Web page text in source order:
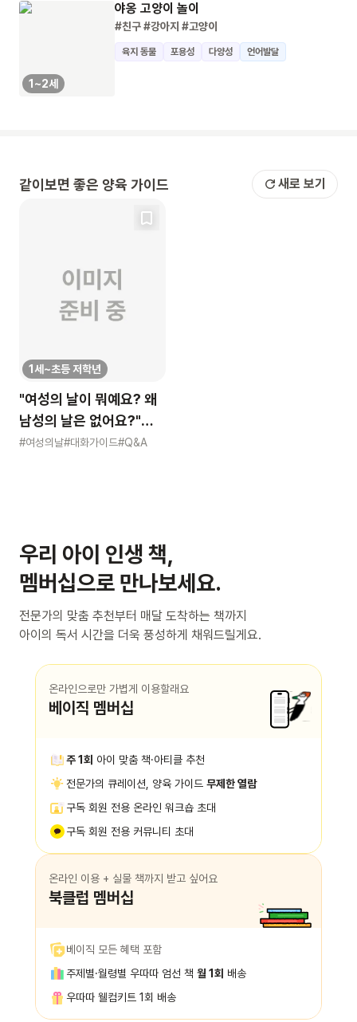
1~2세
야옹 고양이 놀이
#친구#강아지 #고양이
육지 동물 포용성 다양성 언어발달
같이보면 좋은 양육 가이드 새로 보기
1세~초등 저학년
"여성의 날이 뭐예요? 왜
남성의 날은 없어요?"
묻는 어린이에게 이렇게
#여성의날#대화가이드#Q&A
우리 아이 인생 책,
멤버십으로 만나보세요.
전문가의 맞춤 추천부터 매달 도착하는 책까지
아이의 독서 시간을 더욱 풍성하게 채워드릴게요.
온라인으로만 가볍게 이용할래요
베이직 멤버십
주 1회 아이 맞춤 책·아티클 추천
전문가의 큐레이션, 양육 가이드 무제한 열람
구독 회원 전용 온라인 워크숍 초대
구독 회원 전용 커뮤니티 초대
온라인 이용 + 실물 책까지 받고 싶어요
북클럽 멤버십
베이직 모든 혜택 포함
주제별·월령별 우따따 엄선 책 월 1회 배송
우따따 웰컴키트 1회 배송